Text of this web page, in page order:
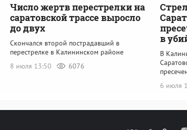
Число жертв перестрелки на
саратовской трассе выросло
до двух
Скончался второй пострадавший в
перестрелке в Калининском районе
8 июля 13:50
6076
в
В
6 июля